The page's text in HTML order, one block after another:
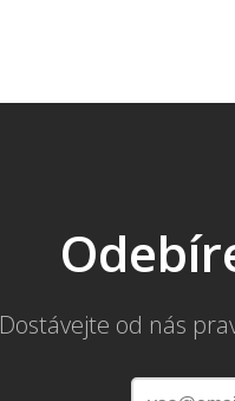
Dostávejte od nás